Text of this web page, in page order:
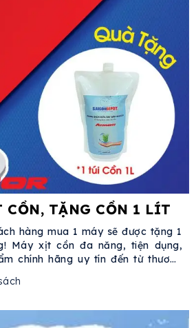
CỒN, TẶNG CỒN 1 LÍT
hàng mua 1 máy sẽ được tặng 1
Máy xịt cồn đa năng, tiện dụng,
chính hãng uy tín đến từ thương